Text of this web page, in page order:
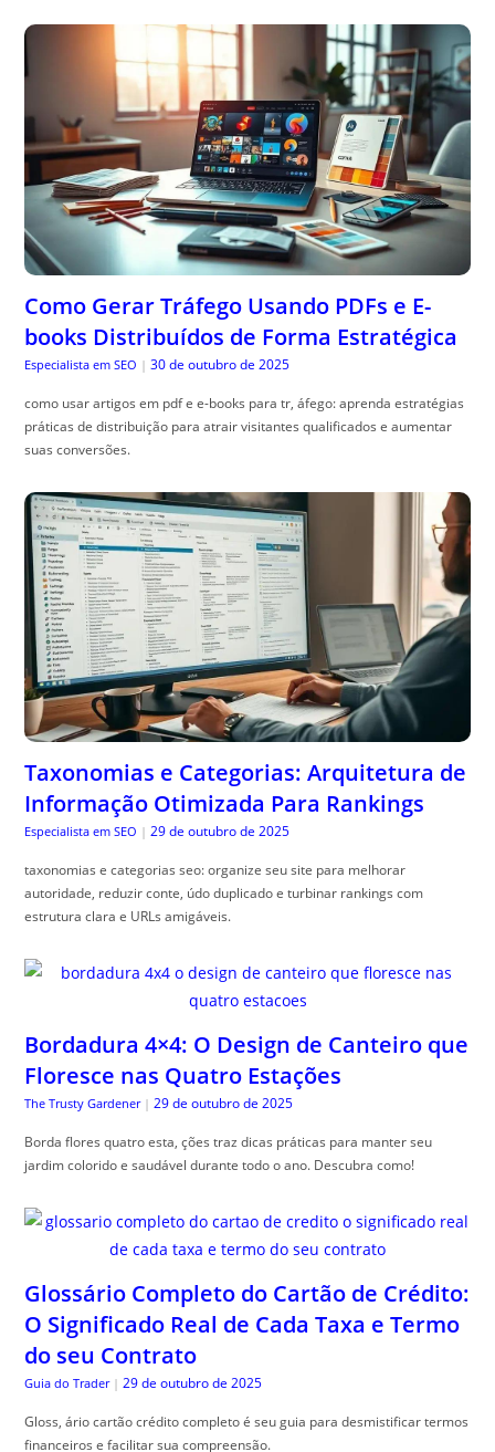
Como Gerar Tráfego Usando PDFs e E-
books Distribuídos de Forma Estratégica
Especialista em SEO | 30 de outubro de 2025
como usar artigos em pdf e e-books para tr, áfego: aprenda estratégias
práticas de distribuição para atrair visitantes qualificados e aumentar
suas conversões.
Taxonomias e Categorias: Arquitetura de
Informação Otimizada Para Rankings
Especialista em SEO | 29 de outubro de 2025
taxonomias e categorias seo: organize seu site para melhorar
autoridade, reduzir conte, údo duplicado e turbinar rankings com
estrutura clara e URLs amigáveis.
Bordadura 4×4: O Design de Canteiro que
Floresce nas Quatro Estações
The Trusty Gardener | 29 de outubro de 2025
Borda flores quatro esta, ções traz dicas práticas para manter seu
jardim colorido e saudável durante todo o ano. Descubra como!
Glossário Completo do Cartão de Crédito:
O Significado Real de Cada Taxa e Termo
do seu Contrato
Guia do Trader | 29 de outubro de 2025
Gloss, ário cartão crédito completo é seu guia para desmistificar termos
financeiros e facilitar sua compreensão.